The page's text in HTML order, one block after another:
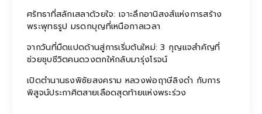
ศรัทธาที่สลักเสลาด้วยใจ: เจาะลึกอานิสงส์แห่งการสร้าง
พระพุทธรูป มรดกบุญที่เหนือกาลเวลา
จากวันที่มืดแปดด้านสู่การเริ่มต้นใหม่: 3 กุญแจสำคัญที่
ช่วยชุบชีวิตคนดวงตกให้กลับมารุ่งโรจน์
เปิดตำนานธงพิชัยสงคราม หลวงพ่อฤาษีลิงดำ กับการ
พิสูจน์ประกาศิตสายเลือดสุดท้ายแห่งพระร่วง